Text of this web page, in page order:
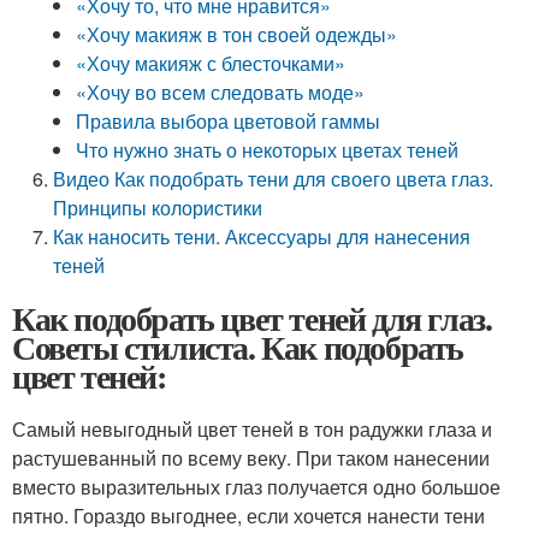
«Хочу макияж в тон своей одежды»
«Хочу макияж с блесточками»
«Хочу во всем следовать моде»
Правила выбора цветовой гаммы
Что нужно знать о некоторых цветах теней
Видео Как подобрать тени для своего цвета глаз.
Принципы колористики
Как наносить тени. Аксессуары для нанесения
теней
Как подобрать цвет теней для глаз.
Советы стилиста. Как подобрать
цвет теней:
Самый невыгодный цвет теней в тон радужки глаза и
растушеванный по всему веку. При таком нанесении
вместо выразительных глаз получается одно большое
пятно. Гораздо выгоднее, если хочется нанести тени